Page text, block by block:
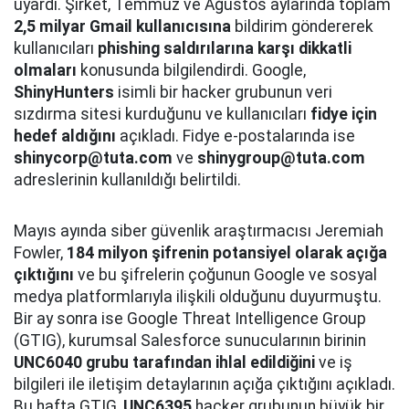
uyardı. Şirket, Temmuz ve Ağustos aylarında toplam
2,5 milyar Gmail kullanıcısına bildirim göndererek
kullanıcıları phishing saldırılarına karşı dikkatli
olmaları konusunda bilgilendirdi. Google,
ShinyHunters isimli bir hacker grubunun veri
sızdırma sitesi kurduğunu ve kullanıcıları fidye için
hedef aldığını açıkladı. Fidye e-postalarında ise
shinycorp@tuta.com ve shinygroup@tuta.com
adreslerinin kullanıldığı belirtildi.
Mayıs ayında siber güvenlik araştırmacısı Jeremiah
Fowler, 184 milyon şifrenin potansiyel olarak açığa
çıktığını ve bu şifrelerin çoğunun Google ve sosyal
medya platformlarıyla ilişkili olduğunu duyurmuştu.
Bir ay sonra ise Google Threat Intelligence Group
(GTIG), kurumsal Salesforce sunucularının birinin
UNC6040 grubu tarafından ihlal edildiğini ve iş
bilgileri ile iletişim detaylarının açığa çıktığını açıkladı.